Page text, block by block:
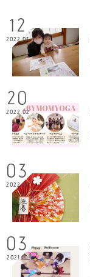
12
2022.03
20
2022.02
03
2022.01
03
2021.10